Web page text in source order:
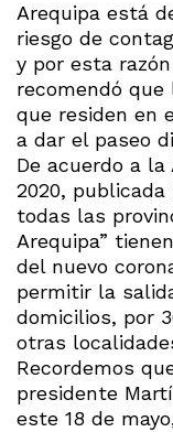
Arequipa está
riesgo de
y por esta
recomendó que
que residen en
a dar el paseo
De acuerdo a la
2020,
todas las
Arequipa”
del nuevo
permitir la
domicilios, por
otras
Recordemos
presidente
este 18 de